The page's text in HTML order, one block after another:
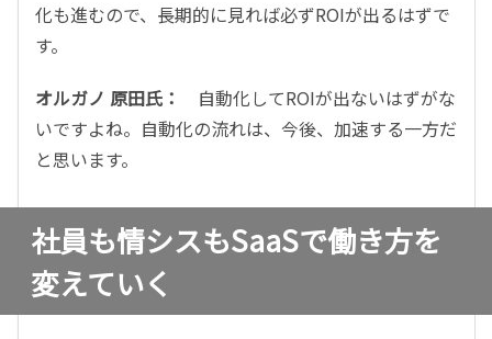
化も進むので、長期的に見れば必ずROIが出るはずで
す。
オルガノ 原田氏：
自動化してROIが出ないはずがな
いですよね。自動化の流れは、今後、加速する一方だ
と思います。
社員も情シスもSaaSで働き方を
変えていく